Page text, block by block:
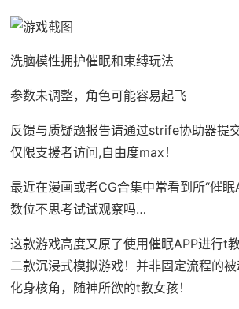
洗脑模性拥护催眠和束缚玩法
参数未调整，角色可能容易起飞
反馈与质疑题报告请通过strife协助器提
仅限支援者访问,自由度max！
最近在漫画或者CG合集中常看到所“催眠
数位不思考试试观察吗…
这款游戏高度又原了使用催眠APP进行t
二款沉浸式模拟游戏！并非固定流程的
化身核角，随神所欲的t教女孩！